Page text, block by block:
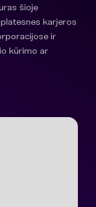
šioje
karjeros
ir
kūrimo ar